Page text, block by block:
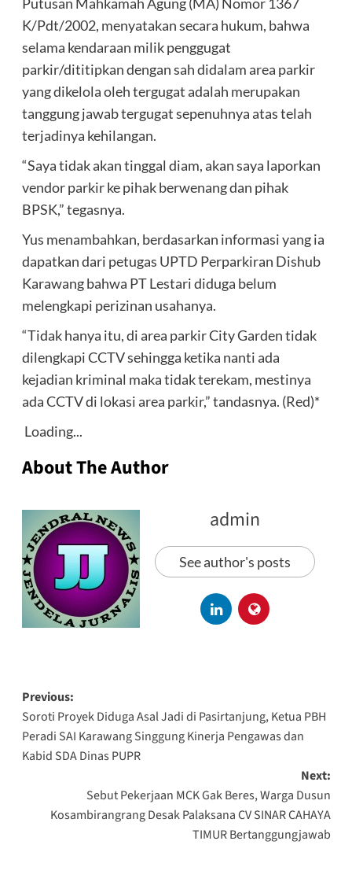
K/Pdt/2002, menyatakan secara hukum, bahwa
selama kendaraan milik penggugat
parkir/dititipkan dengan sah didalam area parkir
yang dikelola oleh tergugat adalah merupakan
tanggung jawab tergugat sepenuhnya atas telah
terjadinya kehilangan.
“Saya tidak akan tinggal diam, akan saya laporkan
vendor parkir ke pihak berwenang dan pihak
BPSK,” tegasnya.
Yus menambahkan, berdasarkan informasi yang ia
dapatkan dari petugas UPTD Perparkiran Dishub
Karawang bahwa PT Lestari diduga belum
melengkapi perizinan usahanya.
“Tidak hanya itu, di area parkir City Garden tidak
dilengkapi CCTV sehingga ketika nanti ada
kejadian kriminal maka tidak terekam, mestinya
ada CCTV di lokasi area parkir,” tandasnya. (Red)*
Loading...
About The Author
admin
See author's posts
Previous:
Soroti Proyek Diduga Asal Jadi di Pasirtanjung, Ketua PBH
Peradi SAI Karawang Singgung Kinerja Pengawas dan
Kabid SDA Dinas PUPR
Next:
Sebut Pekerjaan MCK Gak Beres, Warga Dusun
Kosambirangrang Desak Palaksana CV SINAR CAHAYA
TIMUR Bertanggungjawab